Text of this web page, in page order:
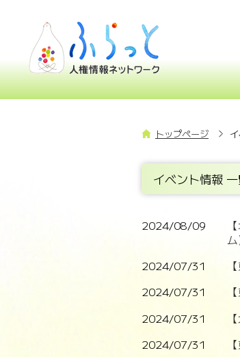
トップページ
イベント情報
2024/08/09
ム
2024/07/31
2024/07/31
2024/07/31
2024/07/31